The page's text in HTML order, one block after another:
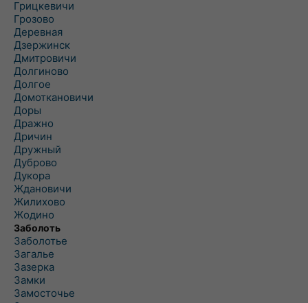
Грицкевичи
Грозово
Деревная
Дзержинск
Дмитровичи
Долгиново
Долгое
Домоткановичи
Доры
Дражно
Дричин
Дружный
Дуброво
Дукора
Ждановичи
Жилихово
Жодино
Заболоть
Заболотье
Загалье
Зазерка
Замки
Замосточье